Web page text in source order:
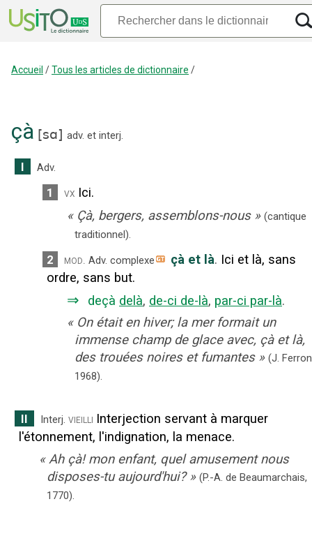
Accueil /Tous les articles de dictionnaire /
çà [sɑ] adv. et interj.
I Adv.
1 vx Ici.
« Çà, bergers, assemblons-nous » (cantique
traditionnel).
2 mod. Adv. complexe çà et là. Ici et là, sans
ordre, sans but.
⇒ deçà delà, de-ci de-là, par-ci par-là.
« On était en hiver; la mer formait un
immense champ de glace avec, çà et là,
des trouées noires et fumantes » (J.
1968).
II Interj. vieilli Interjection servant à marquer
l'étonnement, l'indignation, la menace.
« Ah çà! mon enfant, quel amusement nous
disposes-tu aujourd'hui? » (P.-A. de Beaumarchais,
1770).